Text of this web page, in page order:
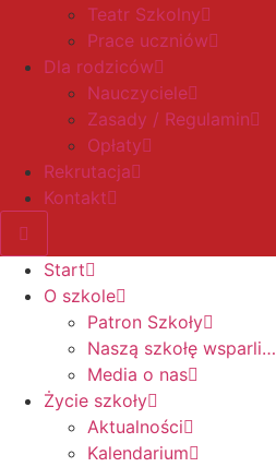
Teatr Szkolny
Prace uczniów
Dla rodziców
Nauczyciele
Zasady / Regulamin
Opłaty
Rekrutacja
Kontakt
Start
O szkole
Patron Szkoły
Naszą szkołę wsparli…
Media o nas
Życie szkoły
Aktualności
Kalendarium